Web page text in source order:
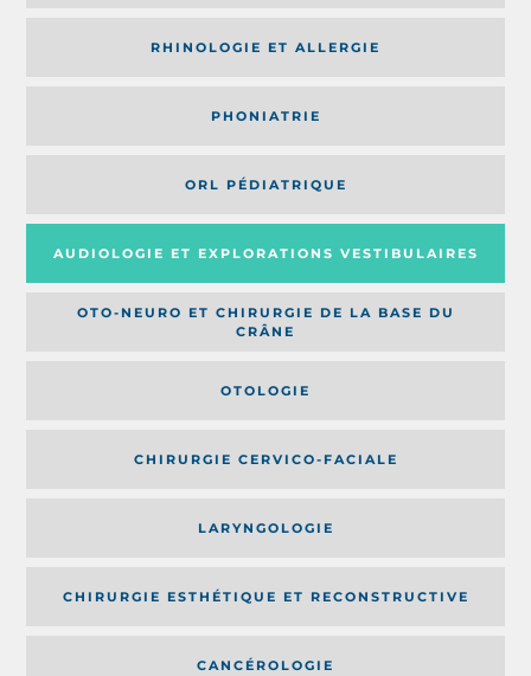
RHINOLOGIE ET ALLERGIE
PHONIATRIE
ORL PÉDIATRIQUE
AUDIOLOGIE ET EXPLORATIONS VESTIBULAIRES
OTO-NEURO ET CHIRURGIE DE LA BASE DU
CRÂNE
OTOLOGIE
CHIRURGIE CERVICO-FACIALE
LARYNGOLOGIE
CHIRURGIE ESTHÉTIQUE ET RECONSTRUCTIVE
CANCÉROLOGIE